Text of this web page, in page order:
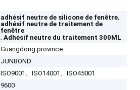
adhésif neutre de silicone de fenêtre,
adhésif neutre de traitement de
fenêtre
,Adhésif neutre du traitement 300ML
Guangdong province
JUNBOND
ISO9001、ISO14001、ISO45001
9600